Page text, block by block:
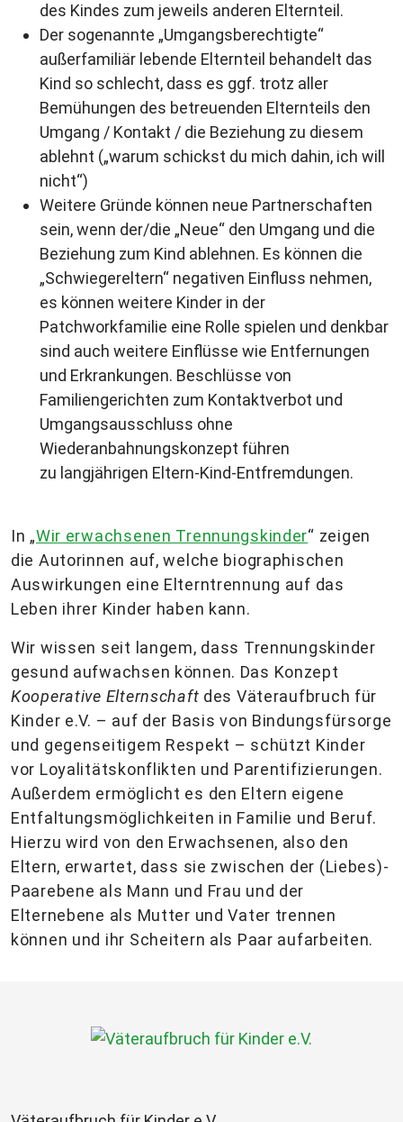
des Kindes zum jeweils anderen Elternteil.
Der sogenannte „Umgangsberechtigte“
außerfamiliär lebende Elternteil behandelt das
Kind so schlecht, dass es ggf. trotz aller
Bemühungen des betreuenden Elternteils den
Umgang / Kontakt / die Beziehung zu diesem
ablehnt („warum schickst du mich dahin, ich will
nicht“)
Weitere Gründe können neue Partnerschaften
sein, wenn der/die „Neue“ den Umgang und die
Beziehung zum Kind ablehnen. Es können die
„Schwiegereltern“ negativen Einfluss nehmen,
es können weitere Kinder in der
Patchworkfamilie eine Rolle spielen und denkbar
sind auch weitere Einflüsse wie Entfernungen
und Erkrankungen. Beschlüsse von
Familiengerichten zum Kontaktverbot und
Umgangsausschluss ohne
Wiederanbahnungskonzept führen
zu langjährigen Eltern-Kind-Entfremdungen.
In „Wir erwachsenen Trennungskinder“ zeigen
die Autorinnen auf, welche biographischen
Auswirkungen eine Elterntrennung auf das
Leben ihrer Kinder haben kann.
Wir wissen seit langem, dass Trennungskinder
gesund aufwachsen können. Das Konzept
Kooperative Elternschaft des Väteraufbruch für
Kinder e.V. – auf der Basis von Bindungsfürsorge
und gegenseitigem Respekt – schützt Kinder
vor Loyalitätskonflikten und Parentifizierungen.
Außerdem ermöglicht es den Eltern eigene
Entfaltungsmöglichkeiten in Familie und Beruf.
Hierzu wird von den Erwachsenen, also den
Eltern, erwartet, dass sie zwischen der (Liebes)-
Paarebene als Mann und Frau und der
Elternebene als Mutter und Vater trennen
können und ihr Scheitern als Paar aufarbeiten.